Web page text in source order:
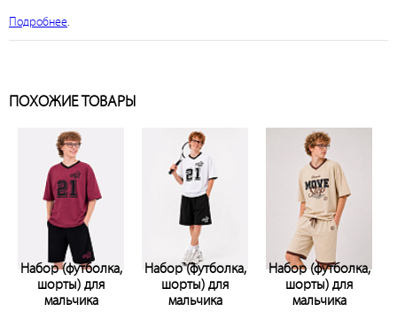
Подробнее.
ПОХОЖИЕ ТОВАРЫ
Набор (футболка,
шорты) для
мальчика
Набор (футболка,
шорты) для
мальчика
Набор (футболка,
шорты) для
мальчика